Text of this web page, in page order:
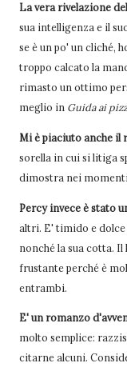
La vera rivelazione
sua intelligenza e il
se è un po' un cliché,
troppo calcato la
rimasto un ottimo
meglio in Guida ai
Mi è piaciuto anche il
sorella in cui si litiga
dimostra nei
Percy invece è stato
altri. E' timido e
nonché la sua cotta.
frustante perché è
entrambi.
E' un romanzo
molto semplice:
citarne alcuni.